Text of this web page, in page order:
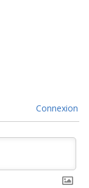
Connexion